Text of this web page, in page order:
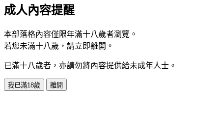
成人內容提醒
本部落格內容僅限年滿十八歲者瀏覽。
若您未滿十八歲，請立即離開。
已滿十八歲者，亦請勿將內容提供給未成年人士。
我已滿18歲 離開